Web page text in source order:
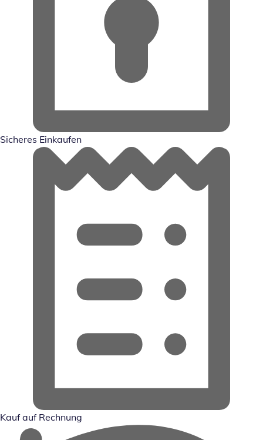
Sicheres Einkaufen
Kauf auf Rechnung